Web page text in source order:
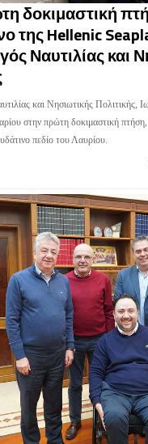
δοκιμαστική
της Hellenic
Ναυτιλίας και
και Νησιωτικής Πολιτικής,
στην πρώτη δοκιμαστική
πεδίο του Λαυρίου.